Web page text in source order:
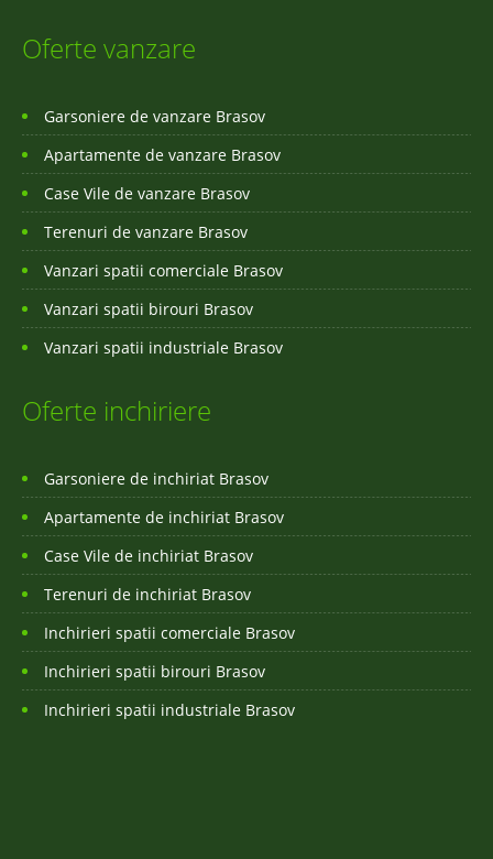
Oferte vanzare
Garsoniere de vanzare Brasov
Apartamente de vanzare Brasov
Case Vile de vanzare Brasov
Terenuri de vanzare Brasov
Vanzari spatii comerciale Brasov
Vanzari spatii birouri Brasov
Vanzari spatii industriale Brasov
Oferte inchiriere
Garsoniere de inchiriat Brasov
Apartamente de inchiriat Brasov
Case Vile de inchiriat Brasov
Terenuri de inchiriat Brasov
Inchirieri spatii comerciale Brasov
Inchirieri spatii birouri Brasov
Inchirieri spatii industriale Brasov